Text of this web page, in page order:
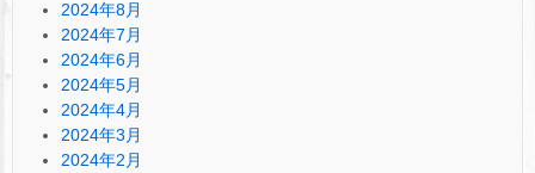
2024年8月
2024年7月
2024年6月
2024年5月
2024年4月
2024年3月
2024年2月